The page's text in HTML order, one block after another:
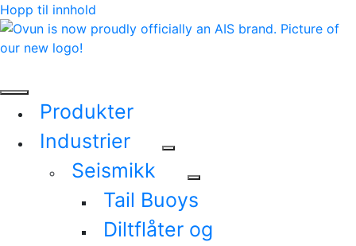
Hopp til innhold
Produkter
Industrier
Seismikk
Tail Buoys
Diltflåter og